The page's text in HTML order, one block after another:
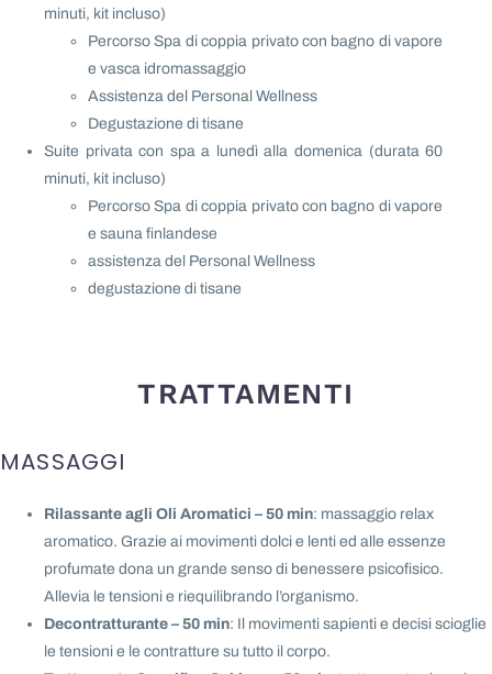
minuti, kit incluso)
Percorso Spa di coppia privato con bagno di vapore
e vasca idromassaggio
Assistenza del Personal Wellness
Degustazione di tisane
Suite privata con spa a lunedì alla domenica (durata 60
minuti, kit incluso)
Percorso Spa di coppia privato con bagno di vapore
e sauna finlandese
assistenza del Personal Wellness
degustazione di tisane
TRATTAMENTI
MASSAGGI
Rilassante agli Oli Aromatici – 50 min: massaggio relax
aromatico. Grazie ai movimenti dolci e lenti ed alle essenze
profumate dona un grande senso di benessere psicofisico.
Allevia le tensioni e riequilibrando l’organismo.
Decontratturante – 50 min: Il movimenti sapienti e decisi scioglie
le tensioni e le contratture su tutto il corpo.